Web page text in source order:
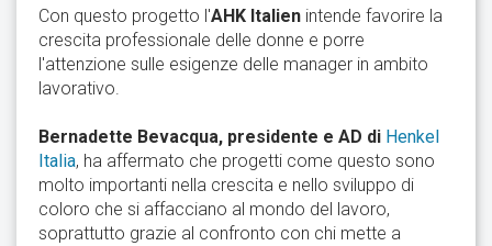
Con questo progetto l'AHK Italien intende favorire la
crescita professionale delle donne e porre
l'attenzione sulle esigenze delle manager in ambito
lavorativo.
Bernadette Bevacqua, presidente e AD di Henkel
Italia, ha affermato che progetti come questo sono
molto importanti nella crescita e nello sviluppo di
coloro che si affacciano al mondo del lavoro,
soprattutto grazie al confronto con chi mette a